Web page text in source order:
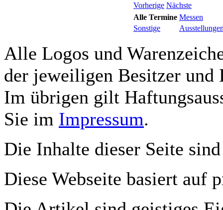
Vorherige Nächste
Alle Termine Messen
Sonstige
Alle Logos und
der jeweiligen Besitzer und
Im übrigen gilt
Sie im Impressum.
Die Inhalte dieser Seite
Diese Webseite basiert auf